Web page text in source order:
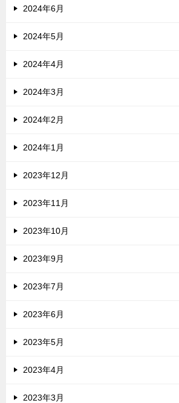
2024年6月
2024年5月
2024年4月
2024年3月
2024年2月
2024年1月
2023年12月
2023年11月
2023年10月
2023年9月
2023年7月
2023年6月
2023年5月
2023年4月
2023年3月